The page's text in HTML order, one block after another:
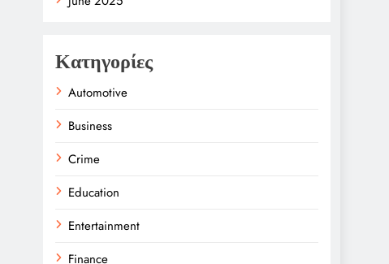
Κατηγορίες
Automotive
Business
Crime
Education
Entertainment
Finance